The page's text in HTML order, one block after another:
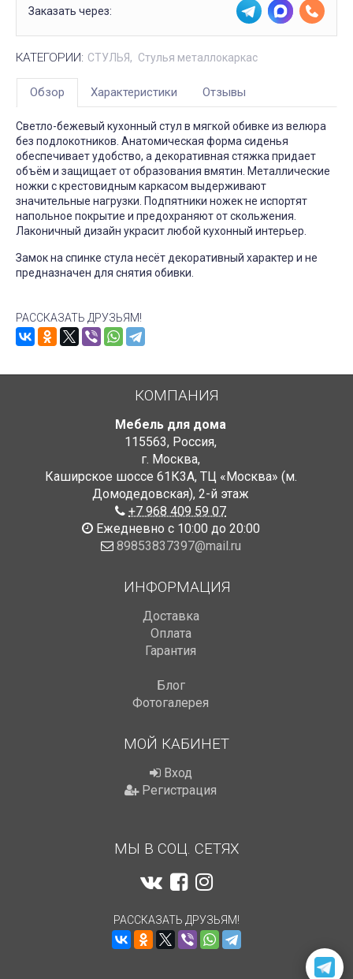
Заказать через:
КАТЕГОРИИ: СТУЛЬЯ Стулья металлокаркас
Обзор Характеристики Отзывы
Светло-бежевый кухонный стул в мягкой обивке из велюра
без подлокотников. Анатомическая форма сиденья
обеспечивает удобство, а декоративная стяжка придает
объём и защищает от образования вмятин. Металлические
ножки с крестовидным каркасом выдерживают
значительные нагрузки. Подпятники ножек не испортят
напольное покрытие и предохраняют от скольжения.
Лаконичный дизайн украсит любой кухонный интерьер.
Замок на спинке стула несёт декоративный характер и не
предназначен для снятия обивки.
РАССКАЗАТЬ ДРУЗЬЯМ!
КОМПАНИЯ
Мебель для дома
115563, Россия,
г. Москва,
Каширское шоссе 61К3А, ТЦ «Москва» (м.
Домодедовская), 2-й этаж
+7 968 409 59 07
Ежедневно с 10:00 до 20:00
89853837397@mail.ru
ИНФОРМАЦИЯ
Доставка
Оплата
Гарантия
Блог
Фотогалерея
МОЙ КАБИНЕТ
Вход
Регистрация
МЫ В СОЦ. СЕТЯХ
РАССКАЗАТЬ ДРУЗЬЯМ!